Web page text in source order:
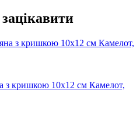
з кришкою 10x12 см Камелот,